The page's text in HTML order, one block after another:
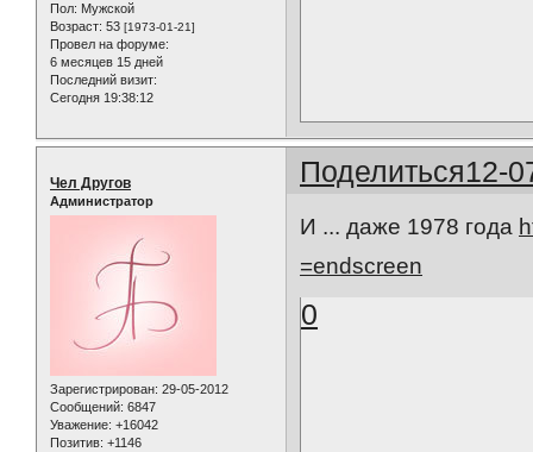
Пол: Мужской
Возраст: 53 [1973-01-21]
Провел на форуме:
6 месяцев 15 дней
Последний визит:
Сегодня 19:38:12
Поделиться12-
Чел Другов
Администратор
Зарегистрирован: 29-05-2012
Сообщений: 6847
Уважение: +16042
Позитив: +1146
И ... даже 1978 года
=endscreen
0